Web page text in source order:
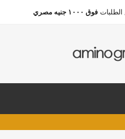
فوق ١٠٠٠ جنيه مصري